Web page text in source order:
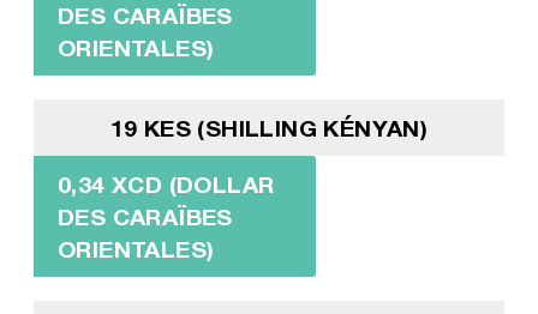
DES CARAÏBES
ORIENTALES)
19 KES (SHILLING KÉNYAN)
0,34 XCD (DOLLAR
DES CARAÏBES
ORIENTALES)